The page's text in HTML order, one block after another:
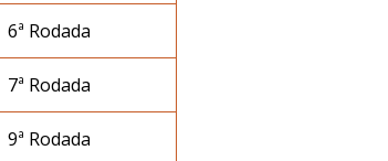
6ª Rodada
7ª Rodada
9ª Rodada